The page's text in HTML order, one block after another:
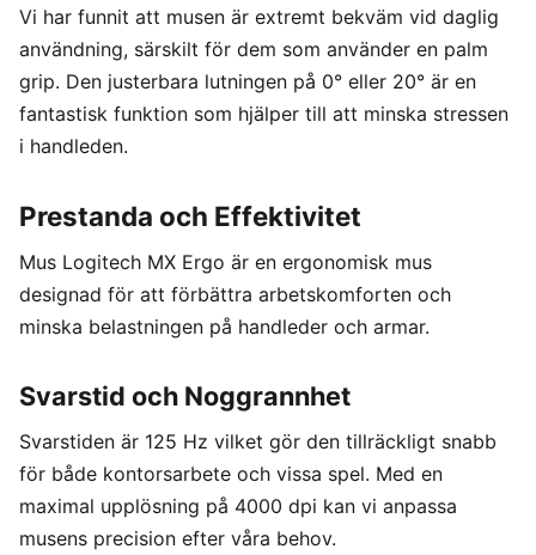
Vi har funnit att musen är extremt bekväm vid daglig
användning, särskilt för dem som använder en palm
grip. Den justerbara lutningen på 0° eller 20° är en
fantastisk funktion som hjälper till att minska stressen
i handleden.
Prestanda och Effektivitet
Mus Logitech MX Ergo är en ergonomisk mus
designad för att förbättra arbetskomforten och
minska belastningen på handleder och armar.
Svarstid och Noggrannhet
Svarstiden är 125 Hz vilket gör den tillräckligt snabb
för både kontorsarbete och vissa spel. Med en
maximal upplösning på 4000 dpi kan vi anpassa
musens precision efter våra behov.